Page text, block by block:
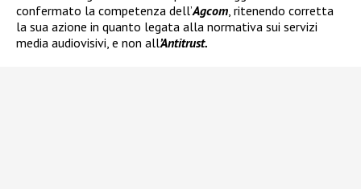
confermato la competenza dell’Agcom , ritenendo corretta
la sua azione in quanto legata alla normativa sui servizi
media audiovisivi, e non all’Antitrust.